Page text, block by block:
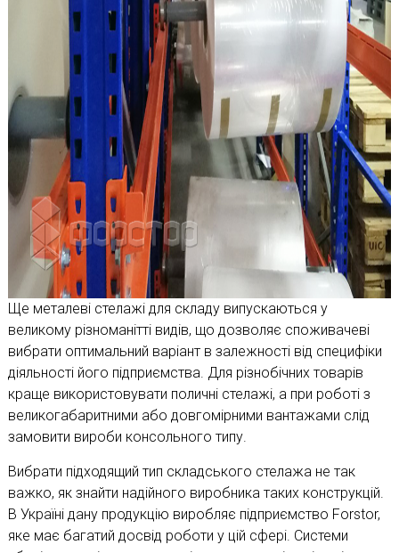
Ще металеві стелажі для складу випускаються у
великому різноманітті видів, що дозволяє споживачеві
вибрати оптимальний варіант в залежності від специфіки
діяльності його підприємства. Для різнобічних товарів
краще використовувати поличні стелажі, а при роботі з
великогабаритними або довгомірними вантажами слід
замовити вироби консольного типу.
Вибрати підходящий тип складського стелажа не так
важко, як знайти надійного виробника таких конструкцій.
В Україні дану продукцію виробляє підприємство Forstor,
яке має багатий досвід роботи у цій сфері. Системи